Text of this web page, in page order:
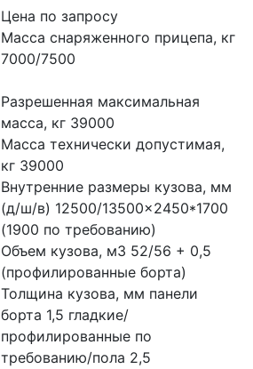
Цена по запросу
Масса снаряженного прицепа, кг
7000/7500
Разрешенная максимальная
масса, кг 39000
Масса технически допустимая,
кг 39000
Внутренние размеры кузова, мм
(д/ш/в) 12500/13500×2450*1700
(1900 по требованию)
Объем кузова, м3 52/56 + 0,5
(профилированные борта)
Толщина кузова, мм панели
борта 1,5 гладкие/
профилированные по
требованию/пола 2,5